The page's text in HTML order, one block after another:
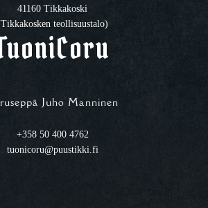
41160 Tikkakoski
teollisuustalo)
Juho Manninen
+358 50 400 4762
tuonicoru@puustikki.fi